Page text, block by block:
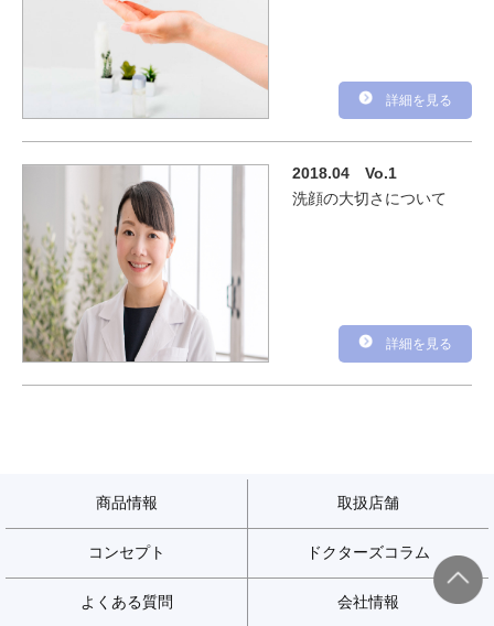
詳細を見る
2018.04 Vo.1
洗顔の大切さについて
詳細を見る
商品情報 取扱店舗
コンセプト ドクターズコラム
よくある質問 会社情報